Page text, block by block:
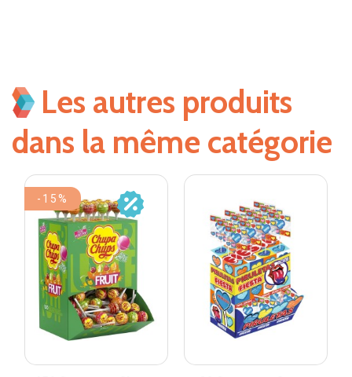
Les autres produits
dans la même catégorie
-15%